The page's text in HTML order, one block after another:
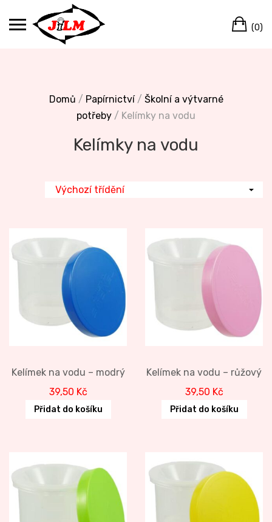
(0)
Domů / Papírnictví/ Školní a výtvarné
potřeby / Kelímky na vodu
Kelímky na vodu
Kelímek na vodu – modrý
39,50 Kč
Přidat do košíku
Kelímek na vodu – růžový
39,50 Kč
Přidat do košíku